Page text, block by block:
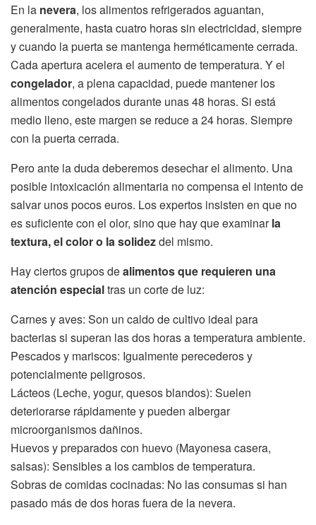
En la nevera, los alimentos refrigerados aguantan,
generalmente, hasta cuatro horas sin electricidad, siempre
y cuando la puerta se mantenga herméticamente cerrada.
Cada apertura acelera el aumento de temperatura. Y el
congelador, a plena capacidad, puede mantener los
alimentos congelados durante unas 48 horas. Si está
medio lleno, este margen se reduce a 24 horas. Siempre
con la puerta cerrada.
Pero ante la duda deberemos desechar el alimento. Una
posible intoxicación alimentaria no compensa el intento de
salvar unos pocos euros. Los expertos insisten en que no
es suficiente con el olor, sino que hay que examinarla
textura, el color o la solidezdel mismo.
Hay ciertos grupos dealimentos que requieren una
atención especialtras un corte de luz:
Carnes y aves: Son un caldo de cultivo ideal para
bacterias si superan las dos horas a temperatura ambiente.
Pescados y mariscos: Igualmente perecederos y
potencialmente peligrosos.
Lácteos (Leche, yogur, quesos blandos): Suelen
deteriorarse rápidamente y pueden albergar
microorganismos dañinos.
Huevos y preparados con huevo (Mayonesa casera,
salsas): Sensibles a los cambios de temperatura.
Sobras de comidas cocinadas: No las consumas si han
pasado más de dos horas fuera de la nevera.